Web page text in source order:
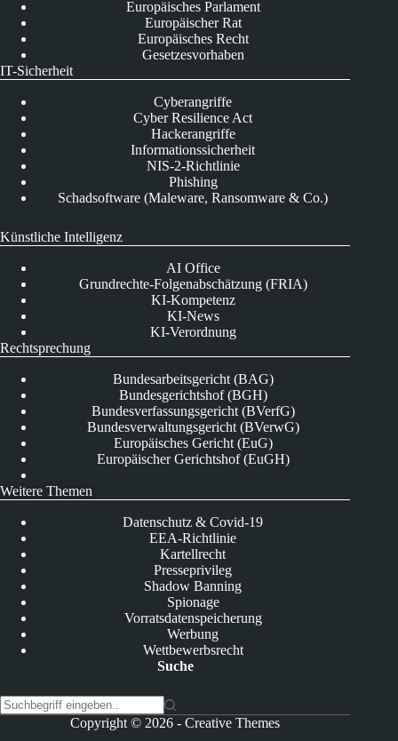
Europäisches Parlament
Europäischer Rat
Europäisches Recht
Gesetzesvorhaben
IT-Sicherheit
Cyberangriffe
Cyber Resilience Act
Hackerangriffe
Informationssicherheit
NIS-2-Richtlinie
Phishing
Schadsoftware (Maleware, Ransomware & Co.)
Künstliche Intelligenz
AI Office
Grundrechte-Folgenabschätzung (FRIA)
KI-Kompetenz
KI-News
KI-Verordnung
Rechtsprechung
Bundesarbeitsgericht (BAG)
Bundesgerichtshof (BGH)
Bundesverfassungsgericht (BVerfG)
Bundesverwaltungsgericht (BVerwG)
Europäisches Gericht (EuG)
Europäischer Gerichtshof (EuGH)
Weitere Themen
Datenschutz & Covid-19
EEA-Richtlinie
Kartellrecht
Presseprivileg
Shadow Banning
Spionage
Vorratsdatenspeicherung
Werbung
Wettbewerbsrecht
Suche
Copyright © 2026 -Creative Themes